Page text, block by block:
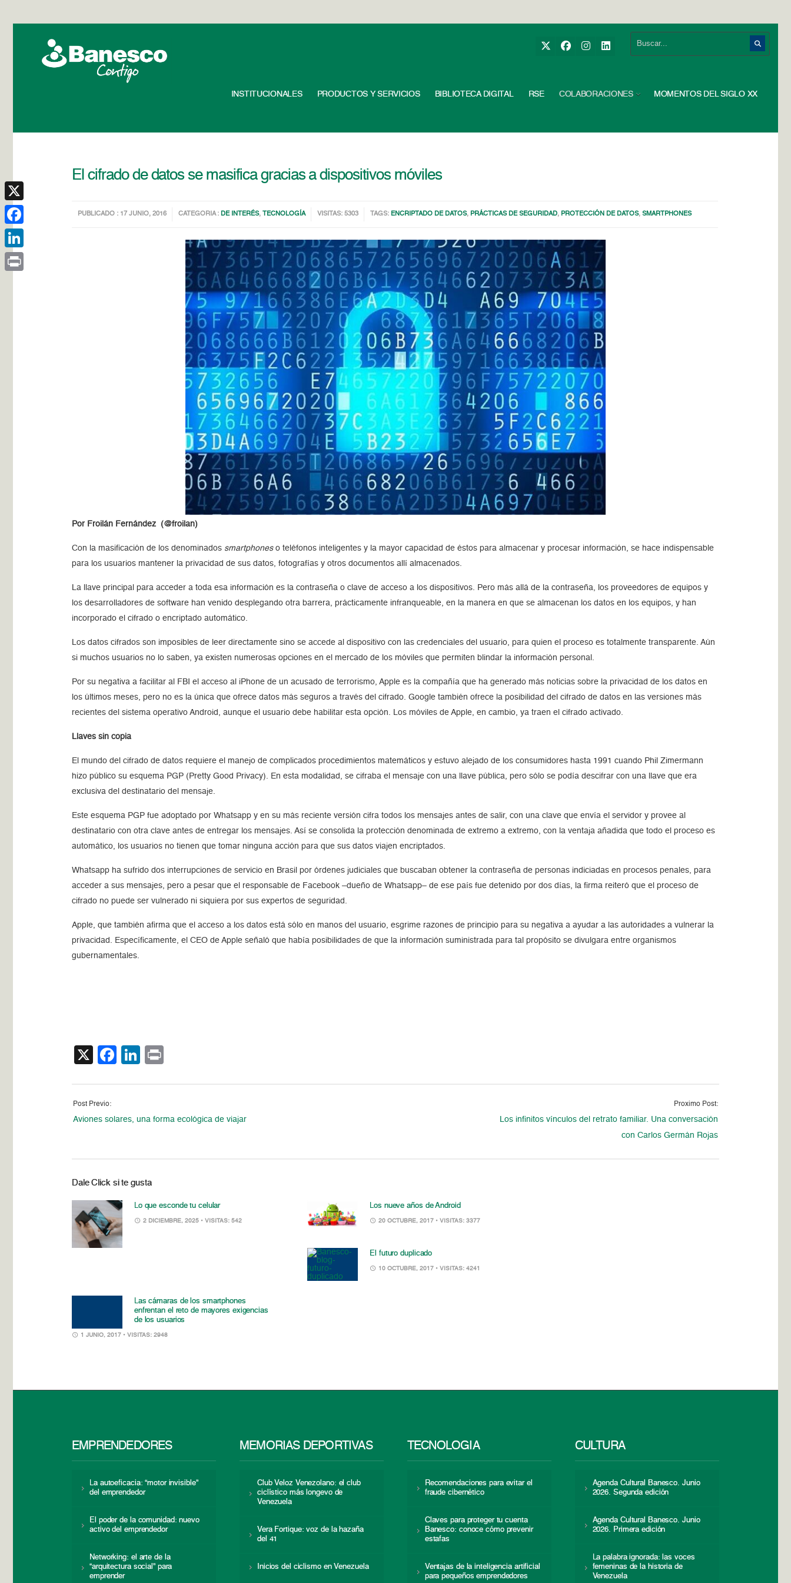
INSTITUCIONALES PRODUCTOS Y SERVICIOS BIBLIOTECA DIGITAL RSE COLABORACIONES MOMENTOS DEL SIGLO XX
El cifrado de datos se masifica gracias a dispositivos móviles
PUBLICADO : 17 JUNIO, 2016 CATEGORIA : DE INTERÉS, TECNOLOGÍA VISITAS: 5303 TAGS: ENCRIPTADO DE DATOS, PRÁCTICAS DE SEGURIDAD, PROTECCIÓN DE DATOS,SMARTPHONES
Por Froilán Fernández (@froilan)
Con la masificación de los denominados smartphoneso teléfonos inteligentes y la mayor capacidad de éstos para almacenar y procesar información, se hace indispensable
para los usuarios mantener la privacidad de sus datos, fotografías y otros documentos allí almacenados.
La llave principal para acceder a toda esa información es la contraseña o clave de acceso a los dispositivos. Pero más allá de la contraseña, los proveedores de equipos y
los desarrolladores de software han venido desplegando otra barrera, prácticamente infranqueable, en la manera en que se almacenan los datos en los equipos, y han
incorporado el cifrado o encriptado automático.
Los datos cifrados son imposibles de leer directamente sino se accede al dispositivo con las credenciales del usuario, para quien el proceso es totalmente transparente. Aún
si muchos usuarios no lo saben, ya existen numerosas opciones en el mercado de los móviles que permiten blindar la información personal.
Por su negativa a facilitar al FBI el acceso al iPhone de un acusado de terrorismo, Apple es la compañía que ha generado más noticias sobre la privacidad de los datos en
los últimos meses, pero no es la única que ofrece datos más seguros a través del cifrado. Google también ofrece la posibilidad del cifrado de datos en las versiones más
recientes del sistema operativo Android, aunque el usuario debe habilitar esta opción. Los móviles de Apple, en cambio, ya traen el cifrado activado.
Llaves sin copia
El mundo del cifrado de datos requiere el manejo de complicados procedimientos matemáticos y estuvo alejado de los consumidores hasta 1991 cuando Phil Zimermann
hizo público su esquema PGP (Pretty Good Privacy). En esta modalidad, se cifraba el mensaje con una llave pública, pero sólo se podía descifrar con una llave que era
exclusiva del destinatario del mensaje.
Este esquema PGP fue adoptado por Whatsapp y en su más reciente versión cifra todos los mensajes antes de salir, con una clave que envía el servidor y provee al
destinatario con otra clave antes de entregar los mensajes. Así se consolida la protección denominada de extremo a extremo, con la ventaja añadida que todo el proceso es
automático, los usuarios no tienen que tomar ninguna acción para que sus datos viajen encriptados.
Whatsapp ha sufrido dos interrupciones de servicio en Brasil por órdenes judiciales que buscaban obtener la contraseña de personas indiciadas en procesos penales, para
acceder a sus mensajes, pero a pesar que el responsable de Facebook –dueño de Whatsapp– de ese país fue detenido por dos días, la firma reiteró que el proceso de
cifrado no puede ser vulnerado ni siquiera por sus expertos de seguridad.
Apple, que también afirma que el acceso a los datos está sólo en manos del usuario, esgrime razones de principio para su negativa a ayudar a las autoridades a vulnerar la
privacidad. Específicamente, el CEO de Apple señaló que había posibilidades de que la información suministrada para tal propósito se divulgara entre organismos
gubernamentales.
X Facebook
LinkedIn
Post Previo:
Aviones solares, una forma ecológica de viajar
Proximo Post:
Los infinitos vínculos del retrato familiar. Una conversación
con Carlos Germán Rojas
Dale Click si te gusta
Lo que esconde tu celular
2 DICIEMBRE, 2025 • VISITAS: 542
Los nueve años de Android
20 OCTUBRE, 2017 • VISITAS: 3377
El futuro duplicado
10 OCTUBRE, 2017 • VISITAS: 4241
Las cámaras de los smartphones
enfrentan el reto de mayores exigencias
de los usuarios
1 JUNIO, 2017 • VISITAS: 2948
EMPRENDEDORES
La autoeficacia: “motor invisible”
del emprendedor
El poder de la comunidad: nuevo
activo del emprendedor
Networking: el arte de la
“arquitectura social” para
emprender
MEMORIAS DEPORTIVAS
Club Veloz Venezolano: el club
ciclístico más longevo de
Venezuela
Vera Fortique: voz de la hazaña
del 41
Inicios del ciclismo en Venezuela
TECNOLOGÍA
Recomendaciones para evitar el
fraude cibernético
Claves para proteger tu cuenta
Banesco: conoce cómo prevenir
estafas
Ventajas de la inteligencia artificial
para pequeños emprendedores
CULTURA
Agenda Cultural Banesco. Junio
2026. Segunda edición
Agenda Cultural Banesco. Junio
2026. Primera edición
La palabra ignorada: las voces
femeninas de la historia de
Venezuela
X
Facebook
LinkedIn